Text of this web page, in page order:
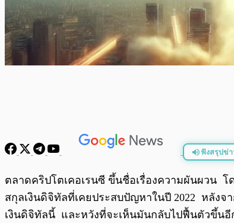
ฟังสรุปข่า
พร้อมเล่น
ตลาดคริปโตเคอเรนซี ขึ้นชื่อเรื่องความผันผวน โ
สกุลเงินดิจิทัลที่เคยประสบปัญหาในปี 2022 หลัง
เงินดิจิทัลนี้ และหวังที่จะเห็นมันกลับไปฟื้นตัวขึ้นอี